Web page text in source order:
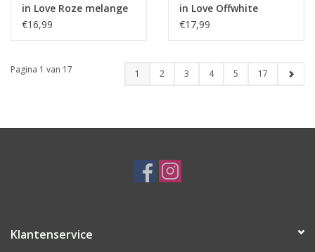
in Love Roze melange
€16,99
in Love Offwhite
€17,99
Pagina 1 van 17 1 2 3 4 5 17
Klantenservice